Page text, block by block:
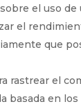
el uso
el
que
rastrear el
basada en